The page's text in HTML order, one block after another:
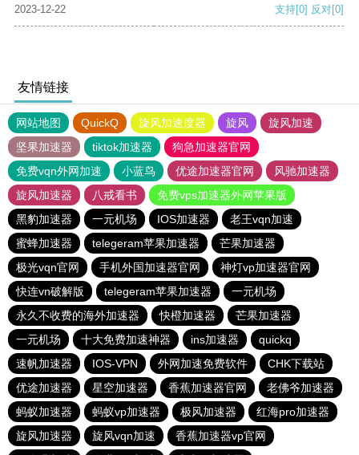
2023-12-22
支持[0] 反对[0]
友情链接
网站地图 QuickQ 旋风加速度器 旋风
旋风加速
坚果加速器
tiktok加速器
狗急加速器官网
免费vqn外网加速
小蓝鸟 优途加速器官网
风驰加速器
旋风加速器
八戒看书
免费vps加速器外网苹果版
黑豹加速器
一元机场 IOS加速器
老王vqn加速
蜜蜂加速器
telegeram苹果加速器
芒果加速器
极光vqn官网
手机外国加速器官网
神灯vp加速器官网
快连vn破解版
telegeram苹果加速器
一元机场
永久不收费的海外加速器
快橙加速器
芒果加速器
一元机场
十大免费加速神器 ins加速器
quickq
速帆加速器
IOS-VPN 外网加速免费软件
CHK下载站
优途加速器
星空加速器 香蕉加速器官网
老佛爷加速器
蚂蚁加速器
蚂蚁vp加速器 极风加速器
红海pro加速器
旋风加速器
旋风vqn加速
香蕉加速器vp官网